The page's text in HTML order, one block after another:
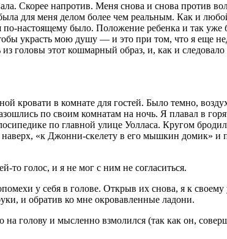
Скорее напротив. Меня снова и снова
для меня делом более чем реальным. Как и
настоящему было. Положение ребенка и так
украсть мою душу — и это при том, что я еще
этот кошмарный образ, и, как и следовало
кровати в комнате для гостей. Было темно,
по своим комнатам на ночь. Я плавал в
по главной улице Уолласа. Кругом
«к Джонни-скелету в его мышкин домик» и
голос, и я не мог с ним не согласиться.
у себя в голове. Открыв их снова, я к
и обратив ко мне окровавленные ладони.
голову и мысленно взмолился (так как он,